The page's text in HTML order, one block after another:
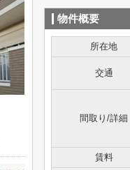
物件概要
所在地
交通
間取り/詳細
賃料